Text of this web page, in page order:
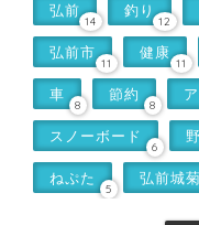
弘前
14
釣り
12
弘前市
11
健康
11
車
8
節約
8
スノーボード
6
ねぷた
5
弘前城